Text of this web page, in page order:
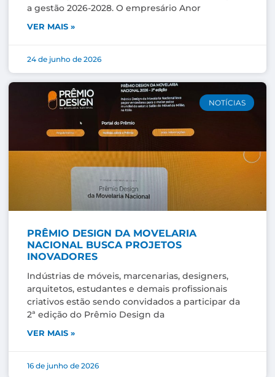
a gestão 2026-2028. O empresário Anor
VER MAIS »
24 de junho de 2026
NOTÍCIAS
PRÊMIO DESIGN DA MOVELARIA
NACIONAL BUSCA PROJETOS
INOVADORES
Indústrias de móveis, marcenarias, designers,
arquitetos, estudantes e demais profissionais
criativos estão sendo convidados a participar da
2ª edição do Prêmio Design da
VER MAIS »
16 de junho de 2026